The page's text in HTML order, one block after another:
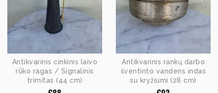
Antikvarinis cinkinis laivo
rūko ragas / Signalinis
trimitas (44 cm)
Antikvarinis rankų darbo
šventinto vandens indas
su kryžiumi (28 cm)